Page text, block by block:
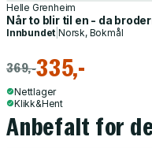
Helle Grenheim
Når to blir til en - da
Innbundet |Norsk, Bokmål
369,-335,-
Nettlager
Klikk&Hent
Anbefalt for